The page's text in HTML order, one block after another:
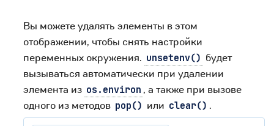
Вы можете удалять элементы в этом
отображении, чтобы снять настройки
переменных окружения. unsetenv() будет
вызываться автоматически при удалении
элемента из os.environ , а также при вызове
одного из методов pop() или clear() .